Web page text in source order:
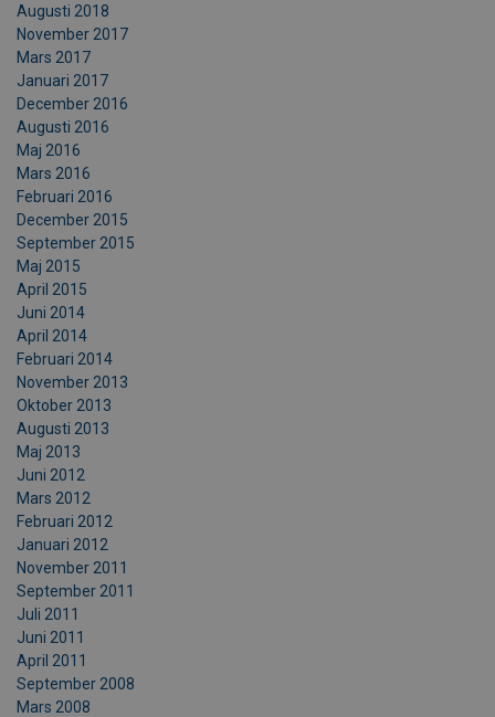
Augusti 2018
November 2017
Mars 2017
Januari 2017
December 2016
Augusti 2016
Maj 2016
Mars 2016
Februari 2016
December 2015
September 2015
Maj 2015
April 2015
Juni 2014
April 2014
Februari 2014
November 2013
Oktober 2013
Augusti 2013
Maj 2013
Juni 2012
Mars 2012
Februari 2012
Januari 2012
November 2011
September 2011
Juli 2011
Juni 2011
April 2011
September 2008
Mars 2008